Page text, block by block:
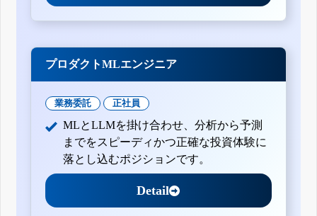
プロダクトMLエンジニア
業務委託 正社員
MLとLLMを掛け合わせ、分析から予測
までをスピーディかつ正確な投資体験に
落とし込むポジションです。
Detail